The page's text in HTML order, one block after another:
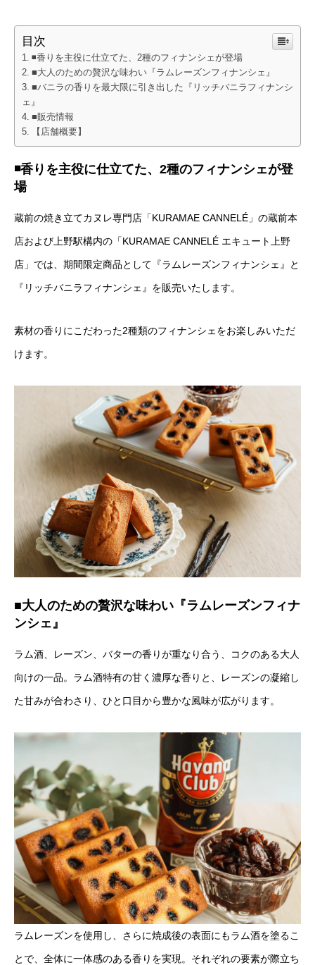
目次
◾️香りを主役に仕立てた、2種のフィナンシェが登場
■大人のための贅沢な味わい『ラムレーズンフィナンシェ』
■バニラの香りを最大限に引き出した『リッチバニラフィナンシ
ェ』
■販売情報
【店舗概要】
◾️香りを主役に仕立てた、2種のフィナンシェが登
場
蔵前の焼き立てカヌレ専門店「KURAMAE CANNELÉ」の蔵前本
店および上野駅構内の「KURAMAE CANNELÉ エキュート上野
店」では、期間限定商品として『ラムレーズンフィナンシェ』と
『リッチバニラフィナンシェ』を販売いたします。
素材の香りにこだわった2種類のフィナンシェをお楽しみいただ
けます。
■大人のための贅沢な味わい『ラムレーズンフィナ
ンシェ』
ラム酒、レーズン、バターの香りが重なり合う、コクのある大人
向けの一品。ラム酒特有の甘く濃厚な香りと、レーズンの凝縮し
た甘みが合わさり、ひと口目から豊かな風味が広がります。
ラムレーズンを使用し、さらに焼成後の表面にもラム酒を塗るこ
とで、全体に一体感のある香りを実現。それぞれの要素が際立ち